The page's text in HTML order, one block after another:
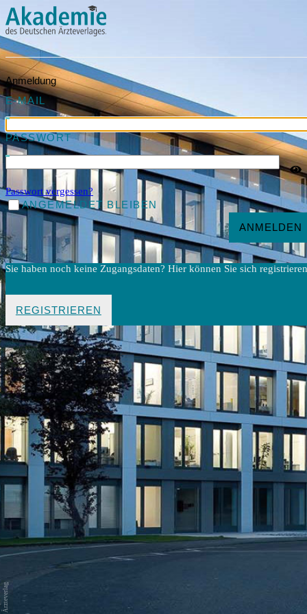
Anmeldung
E-MAIL
PASSWORT
Passwort vergessen?
ANGEMELDET BLEIBEN
ANMELDEN
Sie haben noch keine Zugangsdaten? Hier können Sie sich
REGISTRIEREN